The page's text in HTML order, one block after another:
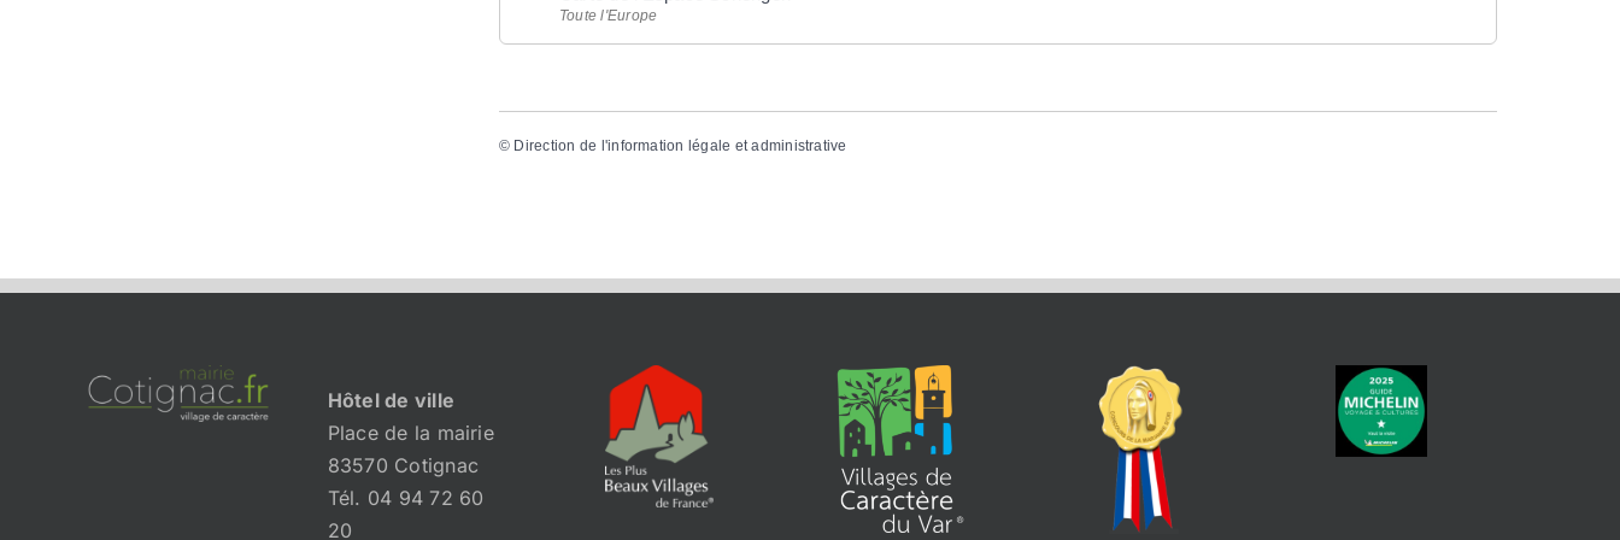
Toute l'Europe
© Direction de l'information légale et administrative
Hôtel de ville
Place de la mairie
83570 Cotignac
Tél. 04 94 72 60
20